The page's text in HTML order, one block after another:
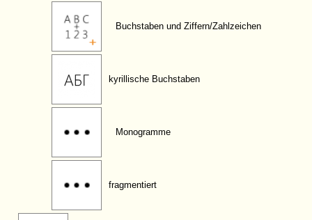
Buchstaben und Ziffern/Zahlzeichen
kyrillische Buchstaben
Monogramme
fragmentiert